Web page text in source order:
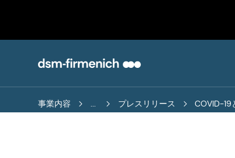
事業内容 ... プレスリリース COVID-19